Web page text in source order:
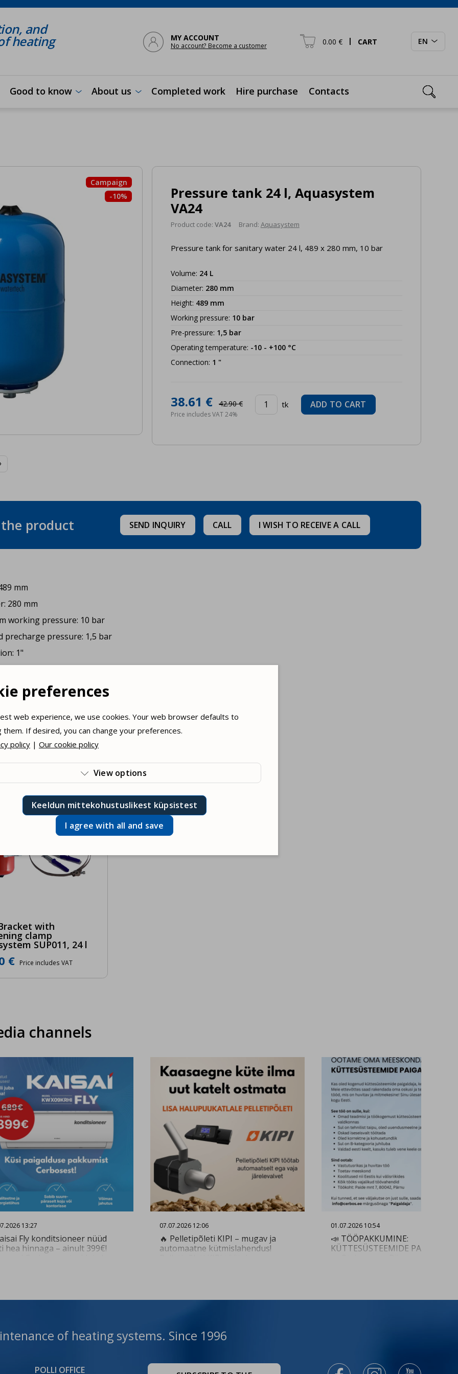
and
heating  MY ACCOUNT
No account? Become a customer  0.00 € | CART EN 
Good to know  About us  Completed work Hire purchase Contacts 
Campaign
-10%
Pressure tank 24 l, Aquasystem
VA24
Product code: VA24 Brand: Aquasystem
Pressure tank for sanitary water 24 l, 489 x 280 mm, 10 bar
Volume: 24 L
Diameter: 280 mm
Height: 489 mm
Working pressure: 10 bar
Pre-pressure: 1,5 bar
Operating temperature: -10 - +100 °C
Connection: 1 "
38.61 € 42.90 €
Price includes VAT 24%
tk ADD TO CART
product SEND INQUIRY CALL I WISH TO RECEIVE A CALL
mm
280 mm
working pressure: 10 bar
precharge pressure: 1,5 bar
1"
-10 °C, +100 °C
CATALOGUE
AND OPERATING INSTRUCTIONS
with
clamp
SUP011, 24 l
€ Price includes VAT
channels
13:27
Fly konditsioneer nüüd
hea hinnaga – ainult 399€!
07.07.2026 12:06
🔥 Pelletipõleti KIPI – mugav ja
automaatne kütmislahendus!
https://www.cerbos.ee/et/tootevalik/pelletipoletid-
01.07.2026 10:54
📣 TÖÖPAKKUMINE:
KÜTTESÜSTEEMIDE
meeskond! Huvitatud? 💻Saada
of heating systems. Since 1996
POLLI OFFICE
preferences
web experience, we use cookies. Your web browser defaults to
them. If desired, you can change your preferences.
policy | Our cookie policy
 View options
use technical cookies that are necessary for the functioning of the
Lawful mandatory cookies.
with statistical cookies. They allow tracking, for example, web traffic.
for you.
with personalization cookies. We use them to save your preferences.
Keeldun mittekohustuslikest küpsistest
I agree with all and save